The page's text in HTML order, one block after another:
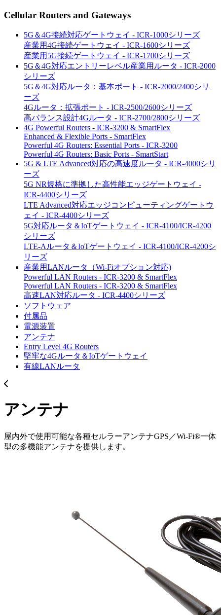
Cellular Routers and Gateways
5G＆4G接続対応ゲートウェイ - ICR-1000シリーズ
産業用4G接続ゲートウェイ - ICR-1600シリーズ
産業用5G接続ゲートウェイ - ICR-1700シリーズ
5G＆4G対応エントリーレベル産業用ルータ - ICR-2000
シリーズ
5G＆4G対応ルータ：基本ポート - ICR-2000/2400シリ
ーズ
4Gルータ：拡張ポート - ICR-2500/2600シリーズ
高バランス設計4Gルータ - ICR-2700/2800シリーズ
4G Powerful Routers - ICR-3200 & SmartFlex
Enhanced & Flexible Ports - SmartFlex
Powerful 4G Routers: Essential Ports - ICR-3200
Powerful 4G Routers: Basic Ports - SmartStart
5G & LTE Advanced対応の高速度ルータ - ICR-4000シリ
ーズ
5G NR規格に準拠した高性能エッジゲートウェイ -
ICR-4400シリーズ
LTE Advanced対応エッジコンピューティングゲートウ
ェイ - ICR-4400シリーズ
5G対応ルータ＆IoTゲートウェイ - ICR-4100/ICR-4200
シリーズ
LTE-Aルータ＆IoTゲートウェイ - ICR-4100/ICR-4200シ
リーズ
産業用LANルータ（Wi-Fiオプション対応)
Powerful LAN Routers - ICR-3200 & SmartFlex
Powerful LAN Routers - ICR-3200 & SmartFlex
高速LAN対応ルータ - ICR-4400シリーズ
ソフトウェア
付属品
電源装置
アンテナ
Entry Level 4G Routers
堅牢な4Gルータ＆IoTゲートウェイ
有線LANルータ
アンテナ
屋内外で使用可能な各種セルラーアンテナGPS／Wi-Fi®一体
型の多機能アンテナを提供します。